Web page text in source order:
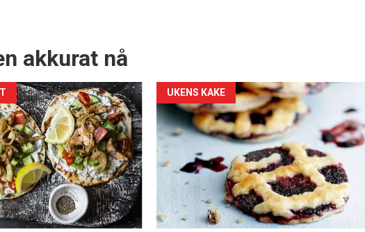
akkurat nå
Forsiden
akkurat
nå
2
UKENS KAKE